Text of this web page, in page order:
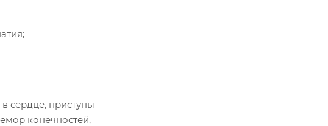
сердце, приступы
конечностей,